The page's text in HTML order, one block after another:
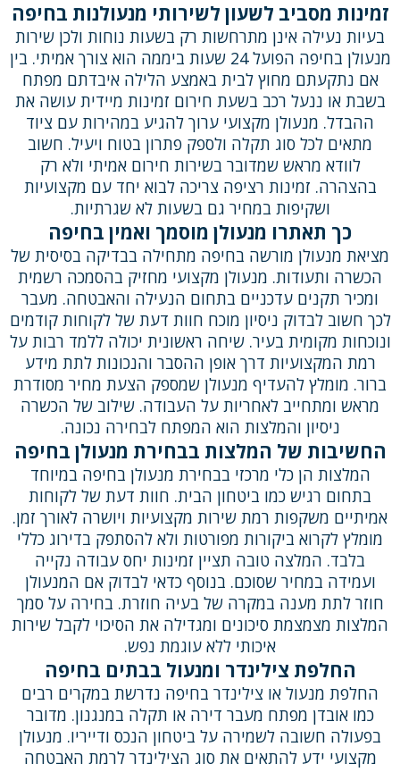
זמינות מסביב לשעון לשירותי מנעולנות בחיפה
בעיות נעילה אינן מתרחשות רק בשעות נוחות ולכן שירות
מנעולן בחיפה הפועל 24 שעות ביממה הוא צורך אמיתי. בין
אם נתקעתם מחוץ לבית באמצע הלילה איבדתם מפתח
בשבת או ננעל רכב בשעת חירום זמינות מיידית עושה את
ההבדל. מנעולן מקצועי ערוך להגיע במהירות עם ציוד
מתאים לכל סוג תקלה ולספק פתרון בטוח ויעיל. חשוב
לוודא מראש שמדובר בשירות חירום אמיתי ולא רק
בהצהרה. זמינות רציפה צריכה לבוא יחד עם מקצועיות
ושקיפות במחיר גם בשעות לא שגרתיות.
כך תאתרו מנעולן מוסמך ואמין בחיפה
מציאת מנעולן מורשה בחיפה מתחילה בבדיקה בסיסית של
הכשרה ותעודות. מנעולן מקצועי מחזיק בהסמכה רשמית
ומכיר תקנים עדכניים בתחום הנעילה והאבטחה. מעבר
לכך חשוב לבדוק ניסיון מוכח חוות דעת של לקוחות קודמים
ונוכחות מקומית בעיר. שיחה ראשונית יכולה ללמד רבות על
רמת המקצועיות דרך אופן ההסבר והנכונות לתת מידע
ברור. מומלץ להעדיף מנעולן שמספק הצעת מחיר מסודרת
מראש ומתחייב לאחריות על העבודה. שילוב של הכשרה
ניסיון והמלצות הוא המפתח לבחירה נכונה.
החשיבות של המלצות בבחירת מנעולן בחיפה
המלצות הן כלי מרכזי בבחירת מנעולן בחיפה במיוחד
בתחום רגיש כמו ביטחון הבית. חוות דעת של לקוחות
אמיתיים משקפות רמת שירות מקצועיות ויושרה לאורך זמן.
מומלץ לקרוא ביקורות מפורטות ולא להסתפק בדירוג כללי
בלבד. המלצה טובה תציין זמינות יחס עבודה נקייה
ועמידה במחיר שסוכם. בנוסף כדאי לבדוק אם המנעולן
חוזר לתת מענה במקרה של בעיה חוזרת. בחירה על סמך
המלצות מצמצמת סיכונים ומגדילה את הסיכוי לקבל שירות
איכותי ללא עוגמת נפש.
החלפת צילינדר ומנעול בבתים בחיפה
החלפת מנעול או צילינדר בחיפה נדרשת במקרים רבים
כמו אובדן מפתח מעבר דירה או תקלה במנגנון. מדובר
בפעולה חשובה לשמירה על ביטחון הנכס ודייריו. מנעולן
מקצועי ידע להתאים את סוג הצילינדר לרמת האבטחה